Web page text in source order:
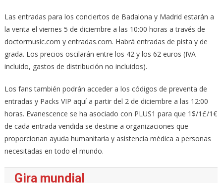
Las entradas para los conciertos de Badalona y Madrid estarán a
la venta el viernes 5 de diciembre a las 10:00 horas a través de
doctormusic.com y entradas.com. Habrá entradas de pista y de
grada. Los precios oscilarán entre los 42 y los 62 euros (IVA
incluido, gastos de distribución no incluidos).
Los fans también podrán acceder a los códigos de preventa de
entradas y Packs VIP aquí a partir del 2 de diciembre a las 12:00
horas. Evanescence se ha asociado con PLUS1 para que 1$/1£/1€
de cada entrada vendida se destine a organizaciones que
proporcionan ayuda humanitaria y asistencia médica a personas
necesitadas en todo el mundo.
Gira mundial